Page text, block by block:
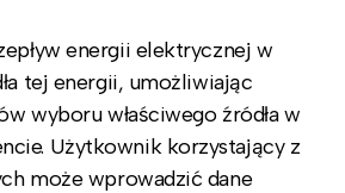
energii elektrycznej w
tej energii, umożliwiając
wyboru właściwego źródła w
Użytkownik korzystający z
może wprowadzić dane